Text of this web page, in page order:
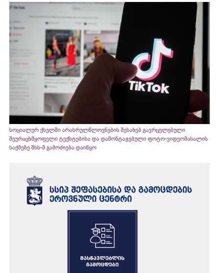
სოციალურ ქსელში არასრულწლოვნების შესახებ გავრცელებული
შეურაცხმყოფელი ტექსტებისა და დამონტაჟებული ფოტო-ვიდეომასალის
საქმეზე შსს-მ გამოძიება დაიწყო